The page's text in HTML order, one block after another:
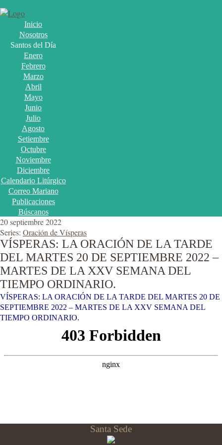
Inicio
Nosotros
Santos del Día
Enero
Febrero
Marzo
Abril
Mayo
Junio
Julio
Agosto
Setiembre
Octubre
Noviembre
Diciembre
Calendario Litúrgico
Correo Mariano
Publicaciones
Búscanos
20 septiembre 2022
Series: Oración de Vísperas
VÍSPERAS: LA ORACIÓN DE LA TARDE
DEL MARTES 20 DE SEPTIEMBRE 2022 –
MARTES DE LA XXV SEMANA DEL
TIEMPO ORDINARIO.
VÍSPERAS: LA ORACIÓN DE LA TARDE DEL MARTES 20 DE
SEPTIEMBRE 2022 – MARTES DE LA XXV SEMANA DEL
TIEMPO ORDINARIO.
Santa Sede